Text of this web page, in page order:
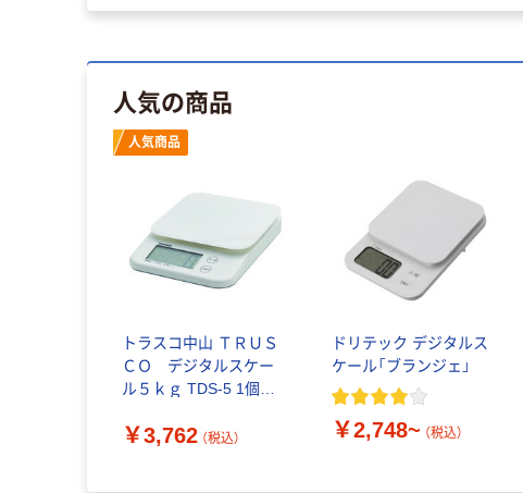
人気の商品
人気商品
トラスコ中山 ＴＲＵＳ
ＣＯ デジタルスケー
ル５ｋｇ TDS-5 1個
￥3,762 （税込）
ドリテック デジタルス
ケール「ブランジェ」
￥2,748~ （税込）